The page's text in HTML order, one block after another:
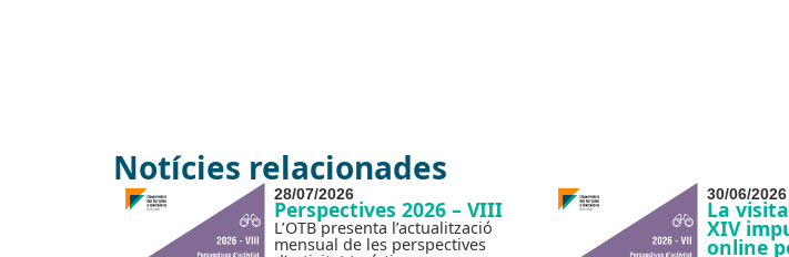
Notícies relacionades
28/07/2026
Perspectives 2026 – VIII
L’OTB presenta l’actualització
mensual de les perspectives
30/06/2026
La
XIV
online